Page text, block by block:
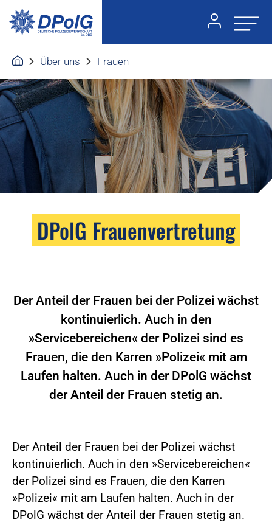
Über uns Frauen
DPolG Frauenvertretung
Der Anteil der Frauen bei der Polizei wächst
kontinuierlich. Auch in den
»Servicebereichen« der Polizei sind es
Frauen, die den Karren »Polizei« mit am
Laufen halten. Auch in der DPolG wächst
der Anteil der Frauen stetig an.
Der Anteil der Frauen bei der Polizei wächst
kontinuierlich. Auch in den »Servicebereichen«
der Polizei sind es Frauen, die den Karren
»Polizei« mit am Laufen halten. Auch in der
DPolG wächst der Anteil der Frauen stetig an.